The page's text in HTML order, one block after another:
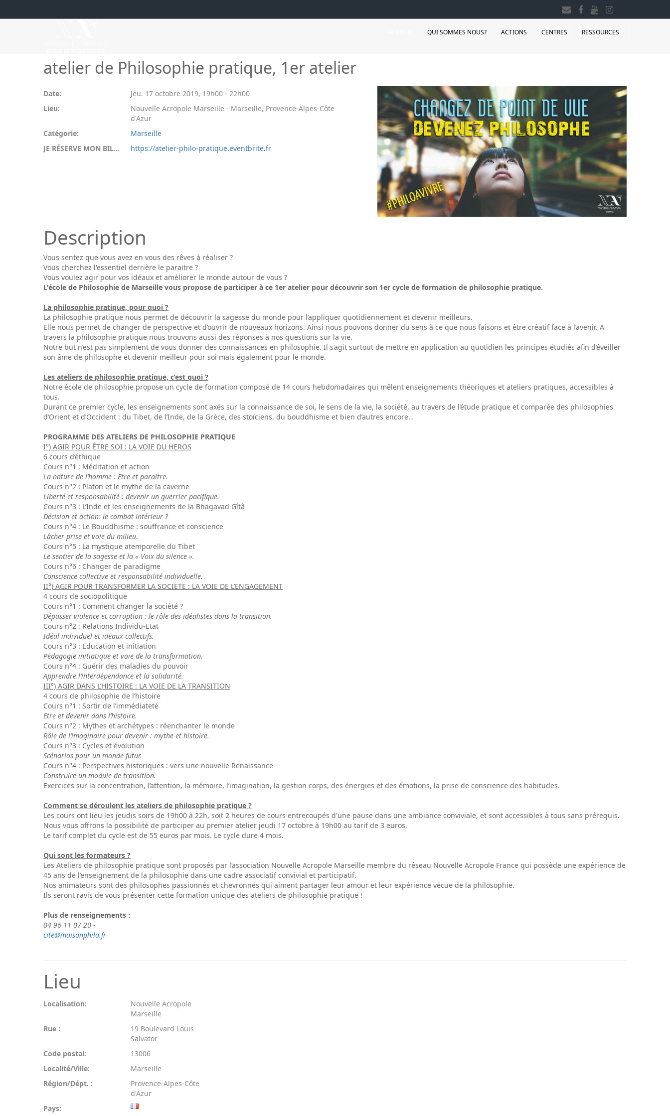
QUI SOMMES NOUS? ACTIONS CENTRES RESSOURCES
atelier de Philosophie pratique, 1er atelier
Date: Jeu. 17 octobre 2019, 19h00 - 22h00
Lieu:
Nouvelle Acropole Marseille - Marseille, Provence-Alpes-Côte
d'Azur
Catégorie:
Marseille
JE RÉSERVE MON BILLET:
https://atelier-philo-pratique.eventbrite.fr
Description
Vous sentez que vous avez en vous des rêves à réaliser ?
Vous cherchez l'essentiel derrière le paraitre ?
Vous voulez agir pour vos idéaux et améliorer le monde autour de vous ?
L'école de Philosophie de Marseille vous propose de participer à ce 1er atelier pour découvrir son 1er cycle de formation de philosophie pratique.
La philosophie pratique, pour quoi ?
La philosophie pratique nous permet de découvrir la sagesse du monde pour l’appliquer quotidiennement et devenir meilleurs.
Elle nous permet de changer de perspective et d’ouvrir de nouveaux horizons. Ainsi nous pouvons donner du sens à ce que nous faisons et être créatif face à l’avenir. A
travers la philosophie pratique nous trouvons aussi des réponses à nos questions sur la vie.
Notre but n’est pas simplement de vous donner des connaissances en philosophie. Il s’agit surtout de mettre en application au quotidien les principes étudiés afin d’éveiller
son âme de philosophe et devenir meilleur pour soi mais également pour le monde.
Les ateliers de philosophie pratique, c’est quoi ?
Notre école de philosophie propose un cycle de formation composé de 14 cours hebdomadaires qui mêlent enseignements théoriques et ateliers pratiques, accessibles à
tous.
Durant ce premier cycle, les enseignements sont axés sur la connaissance de soi, le sens de la vie, la société, au travers de l’étude pratique et comparée des philosophies
d’Orient et d’Occident : du Tibet, de l’Inde, de la Grèce, des stoïciens, du bouddhisme et bien d’autres encore…
PROGRAMME DES ATELIERS DE PHILOSOPHIE PRATIQUE
I°) AGIR POUR ÊTRE SOI : LA VOIE DU HEROS
6 cours d’éthique
Cours n°1 : Méditation et action
La nature de l’homme : Etre et paraitre.
Cours n°2 : Platon et le mythe de la caverne
Liberté et responsabilité : devenir un guerrier pacifique.
Cours n°3 : L’Inde et les enseignements de la Bhagavad Gîtâ
Décision et action: le combat intérieur ?
Cours n°4 : Le Bouddhisme : souffrance et conscience
Lâcher prise et voie du milieu.
Cours n°5 : La mystique atemporelle du Tibet
Le sentier de la sagesse et la « Voix du silence ».
Cours n°6 : Changer de paradigme
Conscience collective et responsabilité individuelle.
II°) AGIR POUR TRANSFORMER LA SOCIETE : LA VOIE DE L’ENGAGEMENT
4 cours de sociopolitique
Cours n°1 : Comment changer la société ?
Dépasser violence et corruption : le rôle des idéalistes dans la transition.
Cours n°2 : Relations Individu-Etat
Idéal individuel et idéaux collectifs.
Cours n°3 : Education et initiation
Pédagogie initiatique et voie de la transformation.
Cours n°4 : Guérir des maladies du pouvoir
Apprendre l’interdépendance et la solidarité.
III°) AGIR DANS L’HISTOIRE : LA VOIE DE LA TRANSITION
4 cours de philosophie de l’histoire
Cours n°1 : Sortir de l’immédiateté
Etre et devenir dans l’histoire.
Cours n°2 : Mythes et archétypes : réenchanter le monde
Rôle de l’imaginaire pour devenir : mythe et histoire.
Cours n°3 : Cycles et évolution
Scénarios pour un monde futur.
Cours n°4 : Perspectives historiques : vers une nouvelle Renaissance
Construire un module de transition.
Exercices sur la concentration, l’attention, la mémoire, l’imagination, la gestion corps, des énergies et des émotions, la prise de conscience des habitudes.
Comment se déroulent les ateliers de philosophie pratique ?
Les cours ont lieu les jeudis soirs de 19h00 à 22h, soit 2 heures de cours entrecoupés d'une pause dans une ambiance conviviale, et sont accessibles à tous sans prérequis.
Nous vous offrons la possibilité de participer au premier atelier jeudi 17 octobre à 19h00 au tarif de 3 euros.
Le tarif complet du cycle est de 55 euros par mois. Le cycle dure 4 mois.
Qui sont les formateurs ?
Les Ateliers de philosophie pratique sont proposés par l’association Nouvelle Acropole Marseille membre du réseau Nouvelle Acropole France qui possède une expérience de
45 ans de l’enseignement de la philosophie dans une cadre associatif convivial et participatif.
Nos animateurs sont des philosophes passionnés et chevronnés qui aiment partager leur amour et leur expérience vécue de la philosophie.
Ils seront ravis de vous présenter cette formation unique des ateliers de philosophie pratique !
Plus de renseignements :
04 96 11 07 20 -
cite@maisonphilo.fr
Lieu
Localisation:
Nouvelle Acropole
Marseille
Rue :
19 Boulevard Louis
Salvator
Code postal:
13006
Localité/Ville:
Marseille
Région/Dépt. :
Provence-Alpes-Côte
d'Azur
Pays: